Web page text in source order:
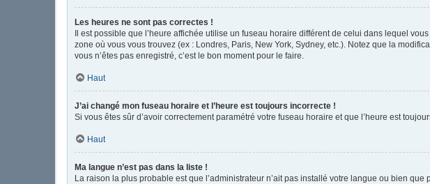
Les heures ne sont pas correctes !
Il est possible que l’heure affichée utilise un fuseau horaire différent de celui dans lequel
zone où vous vous trouvez (ex : Londres, Paris, New York, Sydney, etc.). Notez que la
vous n’êtes pas enregistré, c’est le bon moment pour le faire.
Haut
J’ai changé mon fuseau horaire et l’heure est toujours incorrecte !
Si vous êtes sûr d’avoir correctement paramétré votre fuseau horaire et que l’heure est
Haut
Ma langue n’est pas dans la liste !
La raison la plus probable est que l’administrateur n’ait pas installé votre langue ou bien